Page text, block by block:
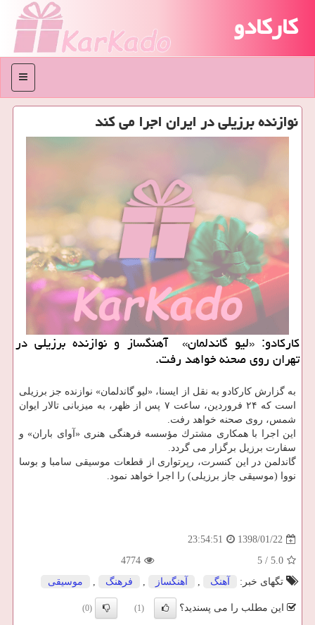
کارکادو
منو
نوازنده برزیلی در ایران اجرا می كند
كاركادو: «لیو گاندلمان» آهنگساز و نوازنده برزیلی در
تهران روی صحنه خواهد رفت.
به گزارش كاركادو به نقل از ایسنا، «لیو گاندلمان» نوازنده جز برزیلی
است كه ۲۴ فروردین، ساعت ۷ پس از ظهر، به میزبانی تالار ایوان
شمس، روی صحنه خواهد رفت.
این اجرا با همكاری مشترك مؤسسه فرهنگی هنری «آوای باران» و
سفارت برزیل برگزار می گردد.
گاندلمن در این كنسرت، رپرتواری از قطعات موسیقی سامبا و بوسا
نووا (موسیقی جاز برزیلی) را اجرا خواهد نمود.
1398/01/22
23:54:51
5.0
/
5
4774
تگهای خبر:
آهنگ , آهنگساز , فرهنگ , موسیقی
این مطلب را می پسندید؟ (1)
(0)